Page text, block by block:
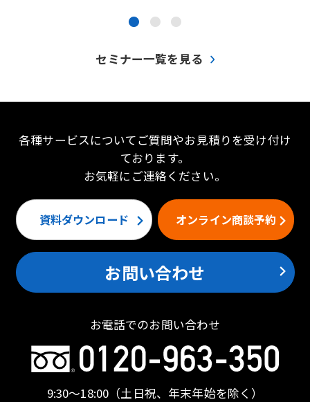
● ● ●
セミナー一覧を見る
各種サービスについてご質問やお見積りを受け付け
ております。
お気軽にご連絡ください。
資料ダウンロード オンライン商談予約
お問い合わせ
お電話でのお問い合わせ
9:30〜18:00 （土日祝、年末年始を除く）